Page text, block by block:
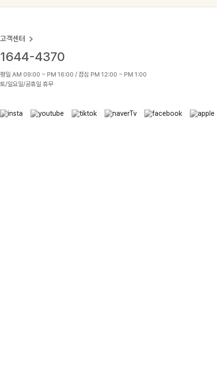
고객센터
1644-4370
평일 AM 09:00 ~ PM 16:00 / 점심 PM 12:00 ~ PM 1:00
토/일요일/공휴일 휴무